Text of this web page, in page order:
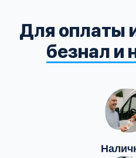
Для оплаты
безнал и